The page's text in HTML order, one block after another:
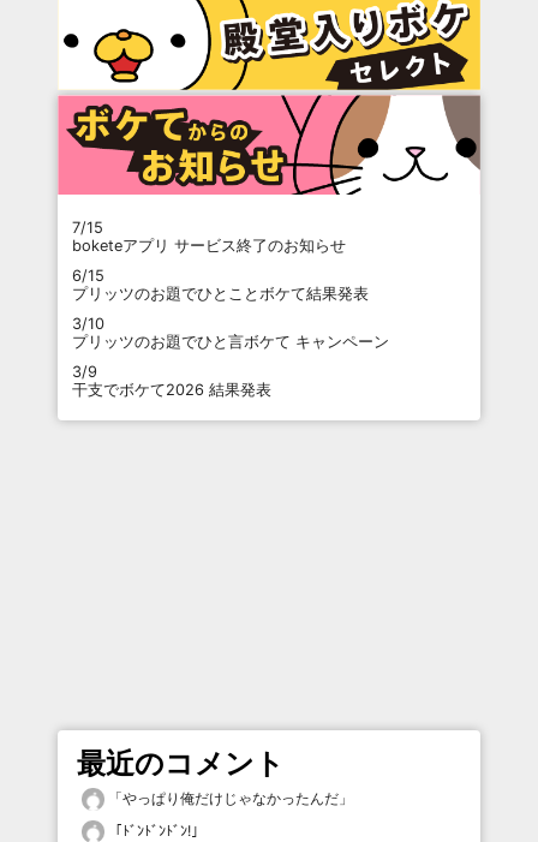
7/15
boketeアプリ サービス終了のお知らせ
6/15
プリッツのお題でひとことボケて結果発表
3/10
プリッツのお題でひと言ボケて キャンペーン
3/9
干支でボケて2026 結果発表
最近のコメント
「やっぱり俺だけじゃなかったんだ 」
「 ﾄﾞﾝﾄﾞﾝﾄﾞﾝ! 」